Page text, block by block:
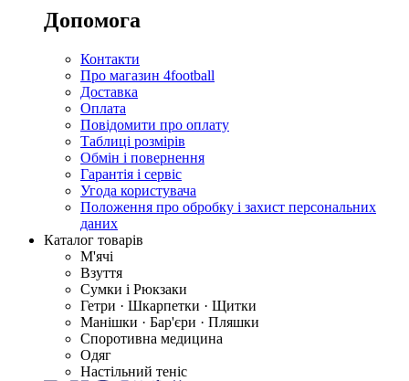
Допомога
Контакти
Про магазин 4football
Доставка
Оплата
Повідомити про оплату
Таблиці розмірів
Обмін і повернення
Гарантія і сервіс
Угода користувача
Положення про обробку і захист персональних
даних
Каталог товарів
М'ячі
Взуття
Сумки і Рюкзаки
Гетри · Шкарпетки · Щитки
Манішки · Бар'єри · Пляшки
Споротивна медицина
Одяг
Настільний теніс